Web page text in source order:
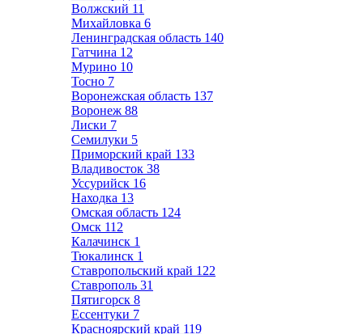
Волжский 11
Михайловка 6
Ленинградская область 140
Гатчина 12
Мурино 10
Тосно 7
Воронежская область 137
Воронеж 88
Лиски 7
Семилуки 5
Приморский край 133
Владивосток 38
Уссурийск 16
Находка 13
Омская область 124
Омск 112
Калачинск 1
Тюкалинск 1
Ставропольский край 122
Ставрополь 31
Пятигорск 8
Ессентуки 7
Красноярский край 119